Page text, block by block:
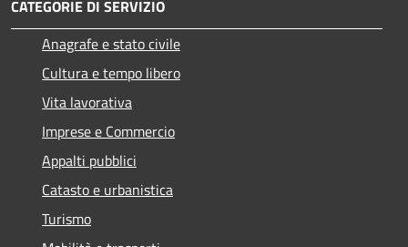
CATEGORIE DI SERVIZIO
Anagrafe e stato civile
Cultura e tempo libero
Vita lavorativa
Imprese e Commercio
Appalti pubblici
Catasto e urbanistica
Turismo